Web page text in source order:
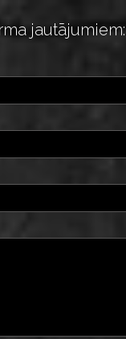
jautājumiem: